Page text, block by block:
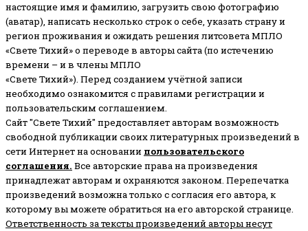
настоящие имя и фамилию, загрузить свою фотографию
(аватар), написать несколько строк о себе, указать страну и
регион проживания и ожидать решения литсовета МПЛО
«Свете Тихий» о переводе в авторы сайта (по истечению
времени – и в члены МПЛО
«Свете Тихий»). Перед созданием учётной записи
необходимо ознакомится с правилами регистрации и
пользовательским соглашением.
Сайт "Свете Тихий" предоставляет авторам возможность
свободной публикации своих литературных произведений в
сети Интернет на основании пользовательского
соглашения. Все авторские права на произведения
принадлежат авторам и охраняются законом. Перепечатка
произведений возможна только с согласия его автора, к
которому вы можете обратиться на его авторской странице.
Ответственность за тексты произведений авторы несут